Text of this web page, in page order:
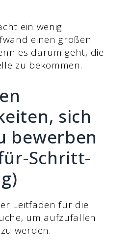
ein wenig
einen großen
es darum geht, die
zu bekommen.
sich
bewerben
Schritt-
Leitfaden für die
um aufzufallen
werden.